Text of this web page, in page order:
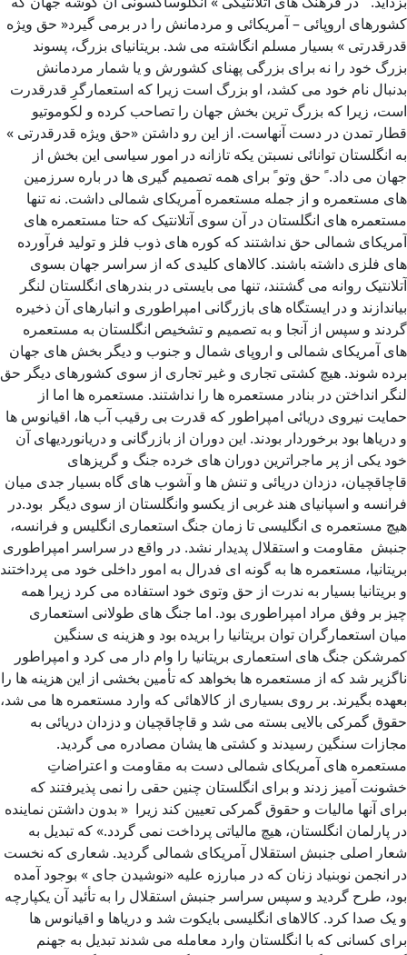
کشورهای اروپائی – آمریکائی و مردمانش را در برمی گیرد« حق ویژه
قدرقدرتی » بسیار مسلم انگاشته می شد. بریتانیای بزرگ، پسوند
بزرگ خود را نه برای بزرگی پهنای کشورش و یا شمار مردمانش
بدنبال نام خود می کشد، او بزرگ است زیرا که استعمارگرِ قدرقدرت
است، زیرا که بزرگ ترین بخش جهان را تصاحب کرده و لکوموتیو
قطار تمدن در دست آنهاست. از این رو داشتن «حق ویژه قدرقدرتی »
به انگلستان توانائی نسبتن یکه تازانه در امور سیاسی این بخش از
جهان می داد. ً حق وتو ً برای همه تصمیم گیری ها در باره سرزمین
های مستعمره و از جمله مستعمره آمریکای شمالی داشت. نه تنها
مستعمره های انگلستان در آن سوی آتلانتیک که حتا مستعمره های
آمریکای شمالی حق نداشتند که کوره های ذوب فلز و تولید فرآورده
های فلزی داشته باشند. کالاهای کلیدی که از سراسر جهان بسوی
آتلانتیک روانه می گشتند، تنها می بایستی در بندرهای انگلستان لنگر
بیاندازند و در ایستگاه های بازرگانی امپراطوری و انبارهای آن ذخیره
گردند و سپس از آنجا و به تصمیم و تشخیص انگلستان به مستعمره
های آمریکای شمالی و اروپای شمال و جنوب و دیگر بخش های جهان
برده شوند. هیچ کشتی تجاری و غیر تجاری از سوی کشورهای دیگر حق
لنگر انداختن در بنادر مستعمره ها را نداشتند. مستعمره ها اما از
حمایت نیروی دریائی امپراطور که قدرت بی رقیب آب ها، اقیانوس ها
و دریاها بود برخوردار بودند. این دوران از بازرگانی و دریانوردیهای آن
خود یکی از پر ماجراترین دوران های خرده جنگ و گریزهای
قاچاقچیان، دزدان دریائی و تنش ها و آشوب های گاه بسیار جدی میان
فرانسه و اسپانیای هند غربی از یکسو وانگلستان از سوی دیگر بود.در
هیچ مستعمره ی انگلیسی تا زمان جنگ استعماری انگلیس و فرانسه،
جنبش مقاومت و استقلال پدیدار نشد. در واقع در سراسر امپراطوری
بریتانیا، مستعمره ها به گونه ای فدرال به امور داخلی خود می پرداختند
و بریتانیا بسیار به ندرت از حق وتوی خود استفاده می کرد زیرا همه
چیز بر وفق مراد امپراطوری بود. اما جنگ های طولانی استعماری
میان استعمارگران توان بریتانیا را بریده بود و هزینه ی سنگین
کمرشکن جنگ های استعماری بریتانیا را وام دار می کرد و امپراطور
ناگزیر شد که از مستعمره ها بخواهد که تأمین بخشی از این هزینه ها را
بعهده بگیرند. بر روی بسیاری از کالاهائی که وارد مستعمره ها می شد،
حقوق گمرکی بالایی بسته می شد و قاچاقچیان و دزدان دریائی به
مجازات سنگین رسیدند و کشتی ها یشان مصادره می گردید.
مستعمره های آمریکای شمالی دست به مقاومت و اعتراضاتِ
خشونت آمیز زدند و برای انگلستان چنین حقی را نمی پذیرفتند که
برای آنها مالیات و حقوق گمرکی تعیین کند زیرا « بدون داشتن نماینده
در پارلمان انگلستان، هیچ مالیاتی پرداخت نمی گردد.» که تبدیل به
شعار اصلی جنبش استقلال آمریکای شمالی گردید. شعاری که نخست
در انجمن نوبنیاد زنان که در مبارزه علیه «نوشیدن جای » بوجود آمده
بود، طرح گردید و سپس سراسر جنبش استقلال را به تأئید آن یکپارچه
و یک صدا کرد. کالاهای انگلیسی بایکوت شد و دریاها و اقیانوس ها
برای کسانی که با انگلستان وارد معامله می شدند تبدیل به جهنم